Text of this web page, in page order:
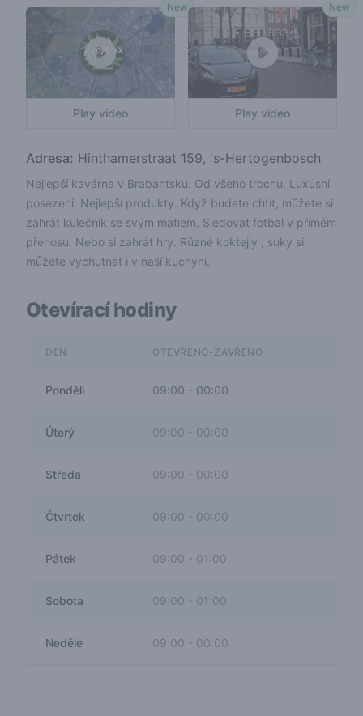
Play video
New
Play video
New
Adresa: Hinthamerstraat 159, 's-Hertogenbosch
Nejlepší kavárna v Brabantsku. Od všeho trochu. Luxusní
posezení. Nejlepší produkty. Když budete chtít, můžete si
zahrát kulečník se svým matiem. Sledovat fotbal v přímém
přenosu. Nebo si zahrát hry. Různé koktejly , suky si
můžete vychutnat i v naší kuchyni.
Otevírací hodiny
DEN OTEVŘENO-ZAVŘENO
Pondělí 09:00 - 00:00
Úterý 09:00 00:00
Středa 09:00 - 00:00
Čtvrtek 09:00 00:00
Pátek 09:00 - 01:00
Sobota 09:00 01:00
Neděle 09:00 - 00:00